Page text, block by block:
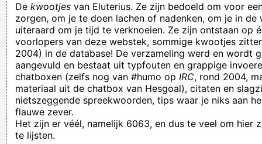
Is Henry with you now?
Hee stelletje ziel8ge vrouwen .op elke man die vreemdgaat
staat ook een zielige man sorry
Als je´t dààr niet vindt.... dan vind je ´t er niet
Hlp! r schlt its mt mijn totsnbord!
dit is kwoot nr 4000; iemand dood maken met een blije mus
Er is uiteraard al geklaagd door de klapwiekende relnichten
Dennis, Nell, Edna, Leon, Nedra, Anita, Rolf, Nora, Alice,
De kwootjes van Eluterius. Ze zijn bedoeld om voor
zorgen, om je te doen lachen of nadenken, om je in de
uiteraard om je tijd te verknoeien. Ze zijn ontstaan op
voorlopers van deze webstek, sommige kwootjes
2004) in de database! De verzameling werd en wordt
aangevuld en bestaat uit typfouten en grappige
chatboxen (zelfs nog van #humo op IRC, rond 2004,
materiaal uit de chatbox van Hesgoal), citaten en
nietszeggende spreekwoorden, tips waar je niks aan
flauwe zever.
Het zijn er véél, namelijk 6063, en dus te veel om hier
te lijsten.